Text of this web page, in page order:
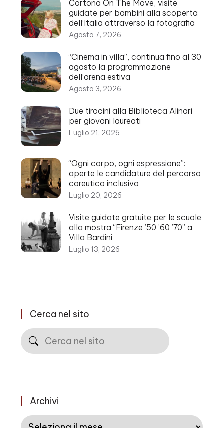
Cortona On The Move, visite
guidate per bambini alla scoperta
dell’Italia attraverso la fotografia
Agosto 7, 2026
“Cinema in villa”, continua fino al 30
agosto la programmazione
dell’arena estiva
Agosto 3, 2026
Due tirocini alla Biblioteca Alinari
per giovani laureati
Luglio 21, 2026
“Ogni corpo, ogni espressione”:
aperte le candidature del percorso
coreutico inclusivo
Luglio 20, 2026
Visite guidate gratuite per le scuole
alla mostra “Firenze ’50 ’60 ’70” a
Villa Bardini
Luglio 13, 2026
Cerca nel sito
Cerca
Archivi
Archivi